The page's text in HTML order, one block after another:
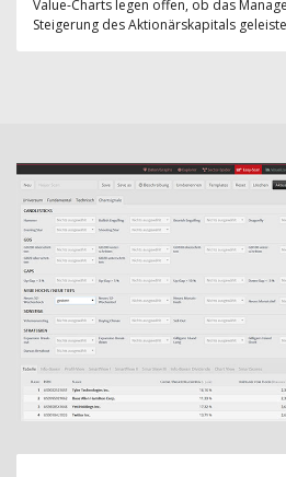
Value-Charts legen offen, ob das
Steigerung des Aktionärskapitals